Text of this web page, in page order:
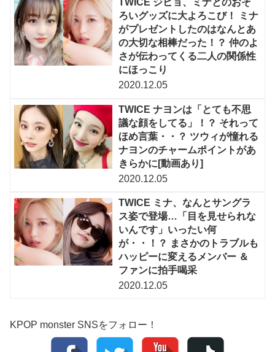
TWICE ジヒョ、ミナとのおそ
ろいグッズに大よろこび！ ミナ
がプレゼントしたのはなんとあ
の大切な相棒だった！？ 仲のよ
さが伝わってくる二人の関係性
にほっこり
2020.12.05
TWICE ナヨンは「とても不思
議な顔をしてる」！？ それって
ほめ言葉・・？ ツウィが憧れる
ナヨンのチャームポイントがあ
きらかに[動画あり]
2020.12.05
TWICE ミナ、なんとサングラ
ス姿で登場…「目を見せられな
いんです」いったい何
が・・！？ まさかのトラブルも
ハッピーに変えるメンバー ＆
ファンに拍手喝采
2020.12.05
KPOP monster SNSをフォロー！